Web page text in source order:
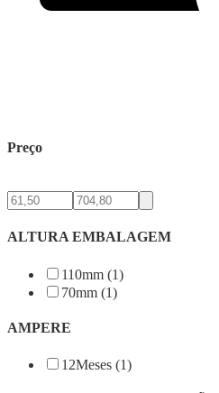
Preço
ALTURA EMBALAGEM
110mm (1)
70mm (1)
AMPERE
12Meses (1)